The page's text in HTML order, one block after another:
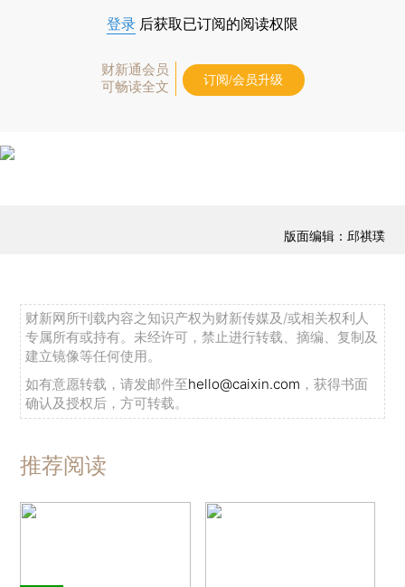
登录 后获取已订阅的阅读权限
财新通会员
可畅读全文
订阅/会员升级
版面编辑：邱祺璞
财新网所刊载内容之知识产权为财新传媒及/或相关权利人
专属所有或持有。未经许可，禁止进行转载、摘编、复制及
建立镜像等任何使用。
如有意愿转载，请发邮件至hello@caixin.com ，获得书面
确认及授权后，方可转载。
推荐阅读